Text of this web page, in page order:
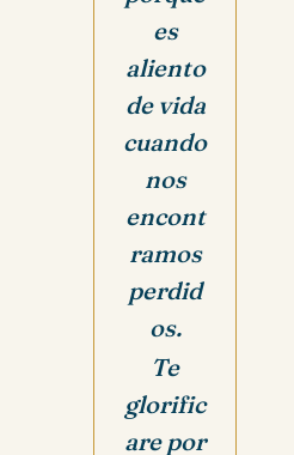
es
aliento
de vida
cuando
nos
encont
ramos
perdid
os.
Te
glorific
are por